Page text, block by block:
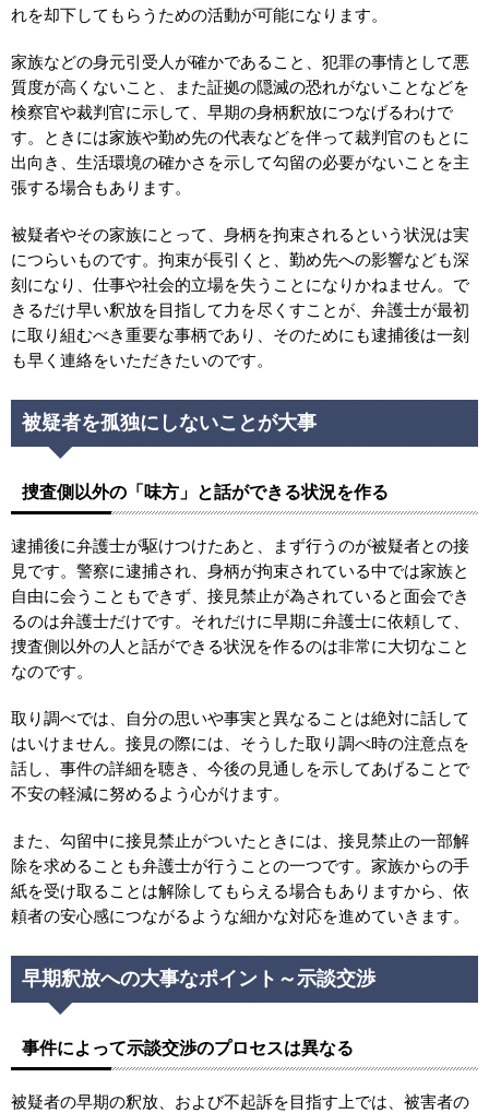
れを却下してもらうための活動が可能になります。
家族などの身元引受人が確かであること、犯罪の事情として悪
質度が高くないこと、また証拠の隠滅の恐れがないことなどを
検察官や裁判官に示して、早期の身柄釈放につなげるわけで
す。ときには家族や勤め先の代表などを伴って裁判官のもとに
出向き、生活環境の確かさを示して勾留の必要がないことを主
張する場合もあります。
被疑者やその家族にとって、身柄を拘束されるという状況は実
につらいものです。拘束が長引くと、勤め先への影響なども深
刻になり、仕事や社会的立場を失うことになりかねません。で
きるだけ早い釈放を目指して力を尽くすことが、弁護士が最初
に取り組むべき重要な事柄であり、そのためにも逮捕後は一刻
も早く連絡をいただきたいのです。
被疑者を孤独にしないことが大事
捜査側以外の「味方」と話ができる状況を作る
逮捕後に弁護士が駆けつけたあと、まず行うのが被疑者との接
見です。警察に逮捕され、身柄が拘束されている中では家族と
自由に会うこともできず、接見禁止が為されていると面会でき
るのは弁護士だけです。それだけに早期に弁護士に依頼して、
捜査側以外の人と話ができる状況を作るのは非常に大切なこと
なのです。
取り調べでは、自分の思いや事実と異なることは絶対に話して
はいけません。接見の際には、そうした取り調べ時の注意点を
話し、事件の詳細を聴き、今後の見通しを示してあげることで
不安の軽減に努めるよう心がけます。
また、勾留中に接見禁止がついたときには、接見禁止の一部解
除を求めることも弁護士が行うことの一つです。家族からの手
紙を受け取ることは解除してもらえる場合もありますから、依
頼者の安心感につながるような細かな対応を進めていきます。
早期釈放への大事なポイント～示談交渉
事件によって示談交渉のプロセスは異なる
被疑者の早期の釈放、および不起訴を目指す上では、被害者の